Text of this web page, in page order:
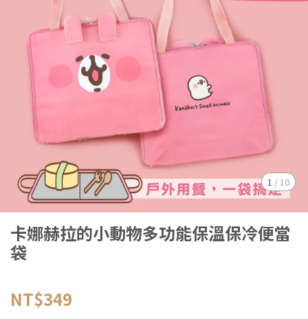
1 / 10
卡娜赫拉的小動物多功能保溫保冷便當
袋
NT$349